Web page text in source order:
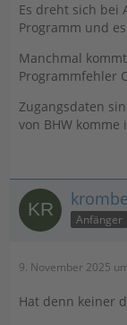
Es dreht sich bei
Programm und
Manchmal
Programmfehler
Zugangsdaten
von BHW komme
Anfänger
9. November 2025
Hat denn keiner